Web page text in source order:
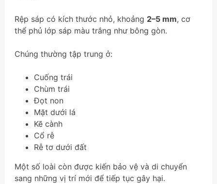
Rệp sáp có kích thước nhỏ, khoảng 2–5 mm, cơ
thể phủ lớp sáp màu trắng như bông gòn.
Chúng thường tập trung ở:
Cuống trái
Chùm trái
Đọt non
Mặt dưới lá
Kẽ cành
Cổ rễ
Rễ tơ dưới đất
Một số loài còn được kiến bảo vệ và di chuyển
sang những vị trí mới để tiếp tục gây hại.